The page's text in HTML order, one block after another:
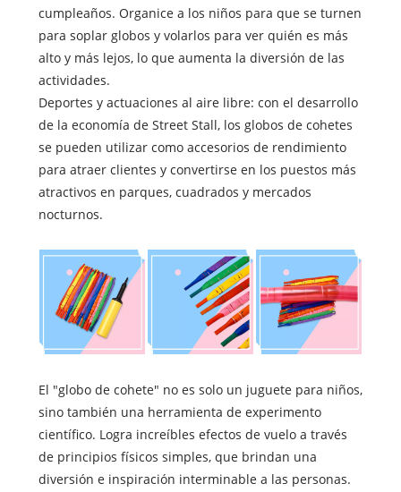
cumpleaños. Organice a los niños para que se turnen
para soplar globos y volarlos para ver quién es más
alto y más lejos, lo que aumenta la diversión de las
actividades.
Deportes y actuaciones al aire libre: con el desarrollo
de la economía de Street Stall, los globos de cohetes
se pueden utilizar como accesorios de rendimiento
para atraer clientes y convertirse en los puestos más
atractivos en parques, cuadrados y mercados
nocturnos.
El "globo de cohete" no es solo un juguete para niños,
sino también una herramienta de experimento
científico. Logra increíbles efectos de vuelo a través
de principios físicos simples, que brindan una
diversión e inspiración interminable a las personas.